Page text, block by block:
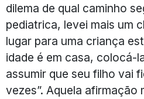
dilema de qual caminho
pediatrica, levei mais um
lugar para uma criança
idade é em casa, colocá-
assumir que seu filho vai
vezes”. Aquela afirmação